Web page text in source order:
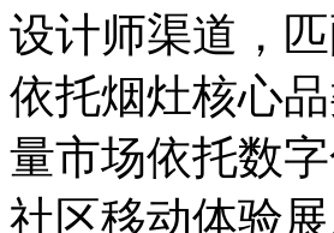
设计师渠道，
依托烟灶核心
量市场依托数
社区移动体验